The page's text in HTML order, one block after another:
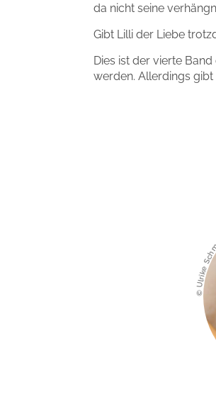
da nicht seine
Gibt Lilli der Liebe
Dies ist der vierte
werden. Allerdings gibt
©